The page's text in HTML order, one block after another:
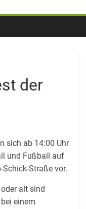
der
sich ab 14:00 Uhr
und Fußball auf
Straße vor.
alt sind
einem